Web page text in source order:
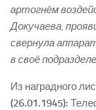
артогнём
Докучаева,
свернула
в своё
Из наградного
(26.01.1945):